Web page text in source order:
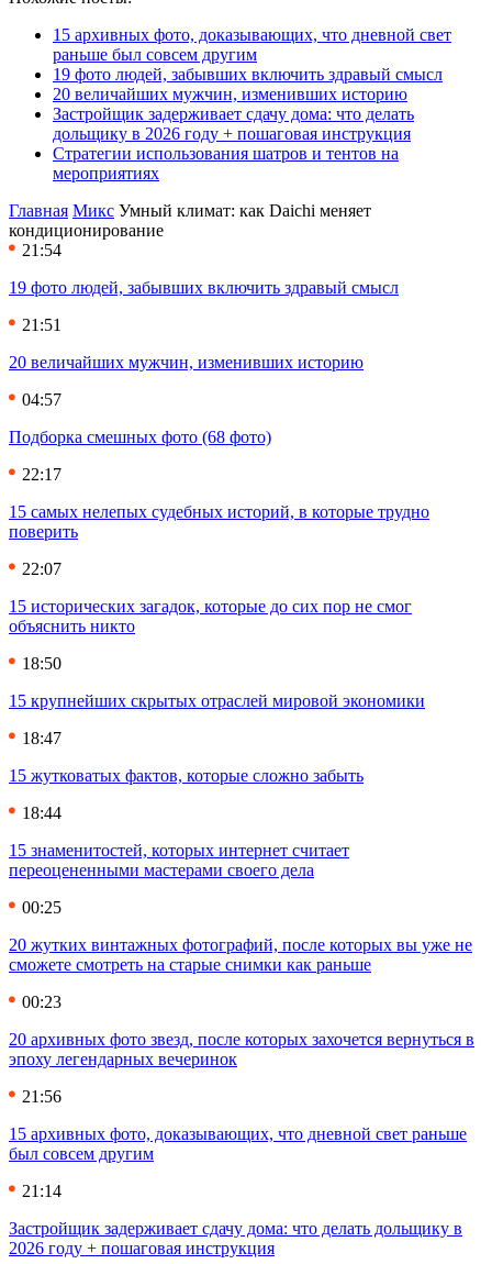
15 архивных фото, доказывающих, что дневной свет
раньше был совсем другим
19 фото людей, забывших включить здравый смысл
20 величайших мужчин, изменивших историю
Застройщик задерживает сдачу дома: что делать
дольщику в 2026 году + пошаговая инструкция
Стратегии использования шатров и тентов на
мероприятиях
Главная Микс Умный климат: как Daichi меняет
кондиционирование
21:54
19 фото людей, забывших включить здравый смысл
21:51
20 величайших мужчин, изменивших историю
04:57
Подборка смешных фото (68 фото)
22:17
15 самых нелепых судебных историй, в которые трудно
поверить
22:07
15 исторических загадок, которые до сих пор не смог
объяснить никто
18:50
15 крупнейших скрытых отраслей мировой экономики
18:47
15 жутковатых фактов, которые сложно забыть
18:44
15 знаменитостей, которых интернет считает
переоцененными мастерами своего дела
00:25
20 жутких винтажных фотографий, после которых вы уже не
сможете смотреть на старые снимки как раньше
00:23
20 архивных фото звезд, после которых захочется вернуться в
эпоху легендарных вечеринок
21:56
15 архивных фото, доказывающих, что дневной свет раньше
был совсем другим
21:14
Застройщик задерживает сдачу дома: что делать дольщику в
2026 году + пошаговая инструкция